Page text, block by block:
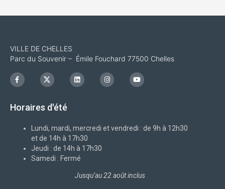
VILLE DE CHELLES
Parc du Souvenir – Émile Fouchard 77500 Chelles
F
a
c
o
I
c
o
x
L
i
n
I
n
s
m
Y
o
u
Horaires d'été
Lundi, mardi, mercredi et vendredi : de 9h à 12h30
et de 14h à 17h30
Jeudi : de 14h à 17h30
Samedi : Fermé
Jusqu’au 22 août inclus